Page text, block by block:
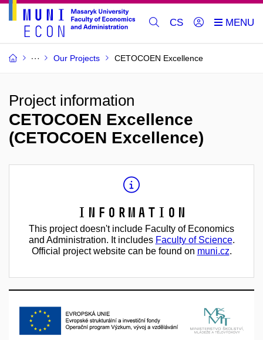
CS
Our Projects CETOCOEN Excellence
Project information
CETOCOEN Excellence
(CETOCOEN Excellence)
Information
This project doesn't include Faculty of Economics
and Administration. It includes Faculty of Science.
Official project website can be found on muni.cz.